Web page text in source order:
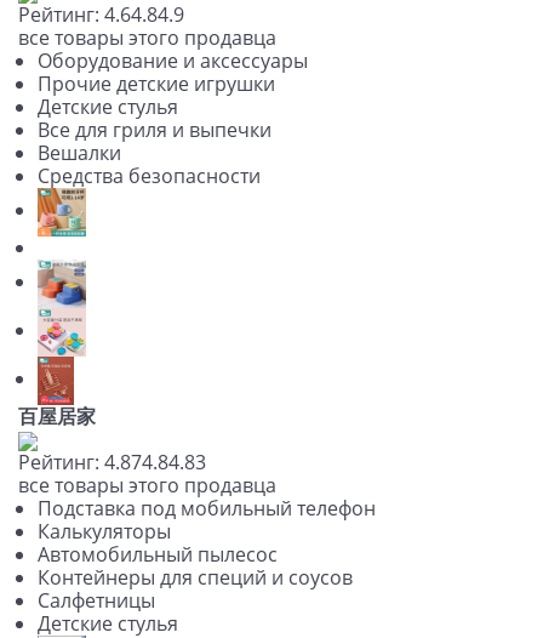
Рейтинг: 4.64.84.9
все товары этого продавца
Оборудование и аксессуары
Прочие детские игрушки
Детские стулья
Все для гриля и выпечки
Вешалки
Средства безопасности
百屋居家
Рейтинг: 4.874.84.83
все товары этого продавца
Подставка под мобильный телефон
Калькуляторы
Автомобильный пылесос
Контейнеры для специй и соусов
Салфетницы
Детские стулья